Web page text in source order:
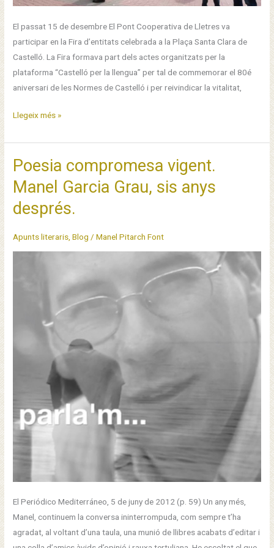
El passat 15 de desembre El Pont Cooperativa de Lletres va
participar en la Fira d’entitats celebrada a la Plaça Santa Clara de
Castelló. La Fira formava part dels actes organitzats per la
plataforma “Castelló per la llengua” per tal de commemorar el 80é
aniversari de les Normes de Castelló i per reivindicar la vitalitat,
El
en
la
d’Entitats
per
el
80é
Llegeix més »
Poesia compromesa vigent.
Manel Garcia Grau, sis anys
després.
Apunts literaris,Blog /Manel Pitarch Font
El Periódico Mediterráneo, 5 de juny de 2012 (p. 59) Un any més,
Manel, continuem la conversa ininterrompuda, com sempre t’ha
agradat, al voltant d’una taula, una munió de llibres acabats d’editar i